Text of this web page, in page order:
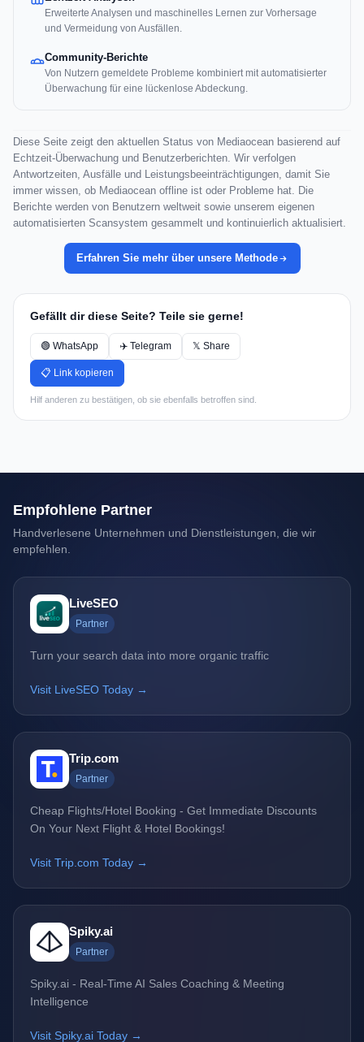
Erweiterte Analysen und maschinelles Lernen zur Vorhersage
und Vermeidung von Ausfällen.
Community-Berichte
Von Nutzern gemeldete Probleme kombiniert mit automatisierter
Überwachung für eine lückenlose Abdeckung.
Diese Seite zeigt den aktuellen Status von Mediaocean basierend auf
Echtzeit-Überwachung und Benutzerberichten. Wir verfolgen
Antwortzeiten, Ausfälle und Leistungsbeeinträchtigungen, damit Sie
immer wissen, ob Mediaocean offline ist oder Probleme hat. Die
Berichte werden von Benutzern weltweit sowie unserem eigenen
automatisierten Scansystem gesammelt und kontinuierlich aktualisiert.
Erfahren Sie mehr über unsere Methode
Gefällt dir diese Seite? Teile sie gerne!
🟢 WhatsApp ✈️ Telegram 𝕏 Share
📋 Link kopieren
Hilf anderen zu bestätigen, ob sie ebenfalls betroffen sind.
Empfohlene Partner
Handverlesene Unternehmen und Dienstleistungen, die wir
empfehlen.
LiveSEO
Partner
Turn your search data into more organic traffic
Visit LiveSEO Today →
Trip.com
Partner
Cheap Flights/Hotel Booking - Get Immediate Discounts
On Your Next Flight & Hotel Bookings!
Visit Trip.com Today →
Spiky.ai
Partner
Spiky.ai - Real-Time AI Sales Coaching & Meeting
Intelligence
Visit Spiky.ai Today →